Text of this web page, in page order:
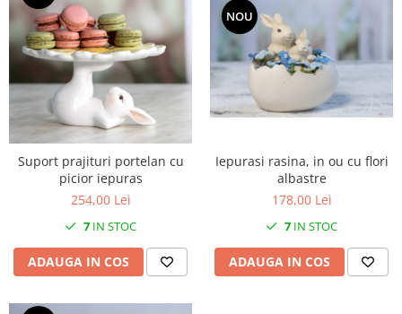
Suport prajituri portelan cu
picior iepuras
254,00 Lei
7 IN STOC
ADAUGA IN COS
NOU
Iepurasi rasina, in ou cu flori
albastre
178,00 Lei
7 IN STOC
ADAUGA IN COS